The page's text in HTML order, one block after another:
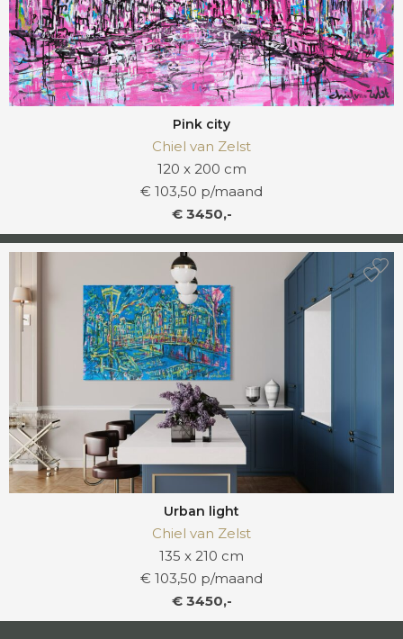
Pink city
Chiel van Zelst
120 x 200 cm
€ 103,50 p/maand
€ 3450,-
Urban light
Chiel van Zelst
135 x 210 cm
€ 103,50 p/maand
€ 3450,-